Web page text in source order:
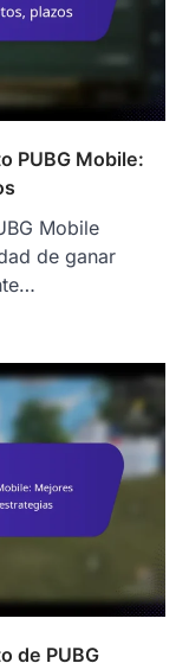
PUBG Mobile:
Mobile
de ganar
de PUBG